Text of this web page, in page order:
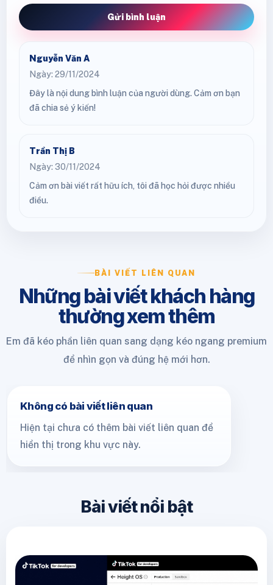
Gửi bình luận
Nguyễn Văn A
Ngày: 29/11/2024
Đây là nội dung bình luận của người dùng. Cảm ơn bạn
đã chia sẻ ý kiến!
Trần Thị B
Ngày: 30/11/2024
Cảm ơn bài viết rất hữu ích, tôi đã học hỏi được nhiều
điều.
BÀI VIẾT LIÊN QUAN
Những bài viết khách hàng
thường xem thêm
Em đã kéo phần liên quan sang dạng kéo ngang premium
để nhìn gọn và đúng hệ mới hơn.
Không có bài viết liên quan
Hiện tại chưa có thêm bài viết liên quan để
hiển thị trong khu vực này.
Bài viết nổi bật